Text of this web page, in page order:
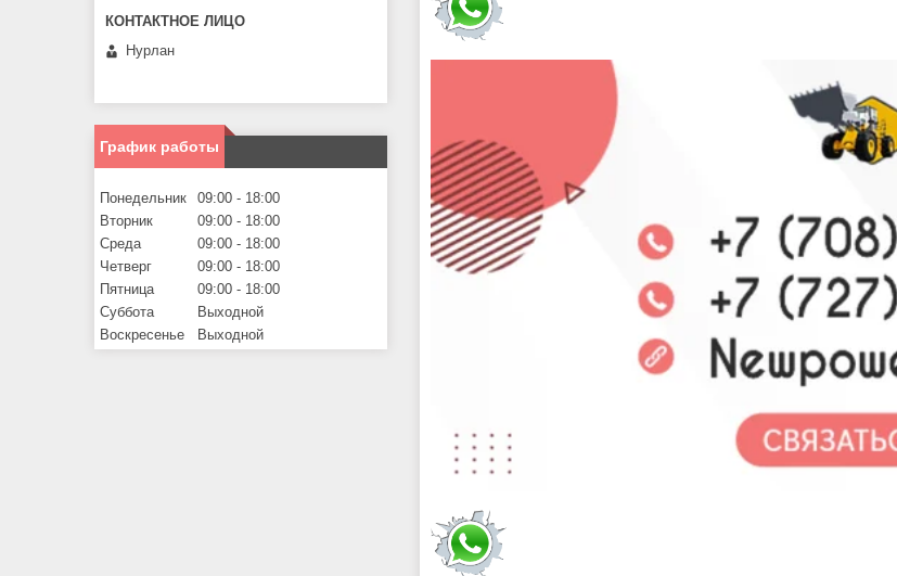
Нурлан
График работы
Понедельник 09:00
18:00
Вторник
09:00
18:00
Среда
09:00
18:00
Четверг
09:00
18:00
Пятница
09:00
18:00
Суббота
Выходной
Воскресенье
Выходной